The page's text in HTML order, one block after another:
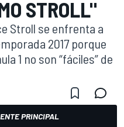
STROLL"
Stroll se enfrenta a
2017 porque
1 no son “fáciles” de
PRINCIPAL